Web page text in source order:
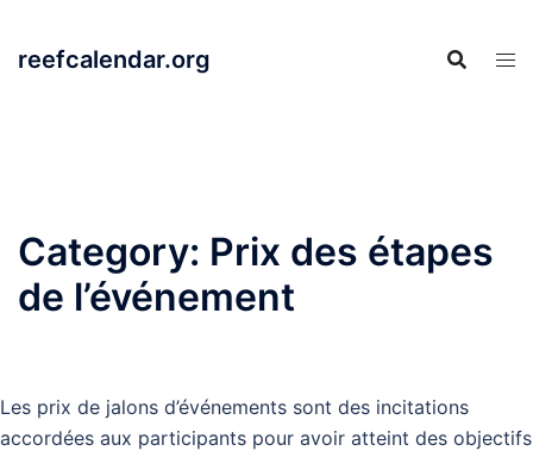
content
reefcalendar.org
Category: Prix des étapes
de l’événement
Les prix de jalons d’événements sont des incitations
accordées aux participants pour avoir atteint des objectifs